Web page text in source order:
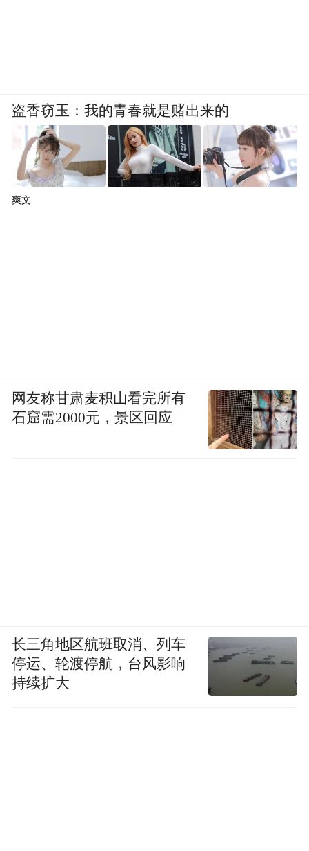
盗香窃玉：我的青春就是赌出来的
爽文
网友称甘肃麦积山看完所有
石窟需2000元，景区回应
长三角地区航班取消、列车
停运、轮渡停航，台风影响
持续扩大